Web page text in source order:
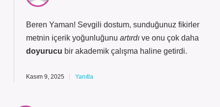
Beren Yaman! Sevgili dostum, sunduğunuz fikirler
metnin içerik yoğunluğunu artırdı ve onu çok daha
doyurucu bir akademik çalışma haline getirdi.
Kasım 9, 2025 Yanıtla